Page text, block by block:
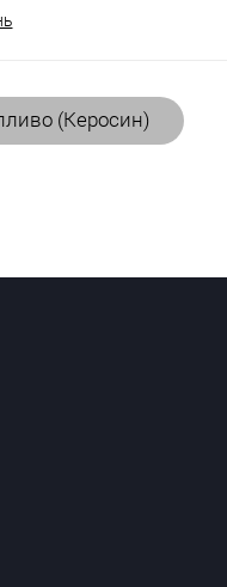
(Керосин)